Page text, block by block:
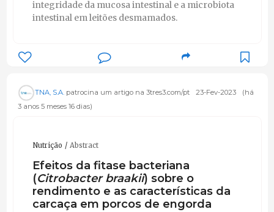
integridade da mucosa intestinal e a microbiota
intestinal em leitões desmamados.
TNA, S.A. patrocina um artigo na 3tres3.com/pt 23-Fev-2023
(há
3 anos 5 meses 16 dias)
Nutrição Abstract
Efeitos da fitase bacteriana
(Citrobacter braakii) sobre o
rendimento e as características da
carcaça em porcos de engorda